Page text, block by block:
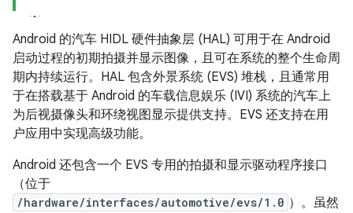
Android 的汽车 HIDL 硬件抽象层 (HAL) 可用于在 Android
启动过程的初期拍摄并显示图像，且可在系统的整个生命周
期内持续运行。HAL 包含外景系统 (EVS) 堆栈，且通常用
于在搭载基于 Android 的车载信息娱乐 (IVI) 系统的汽车上
为后视摄像头和环绕视图显示提供支持。EVS 还支持在用
户应用中实现高级功能。
Android 还包含一个 EVS 专用的拍摄和显示驱动程序接口
（位于
/hardware/interfaces/automotive/evs/1.0 ）。虽然